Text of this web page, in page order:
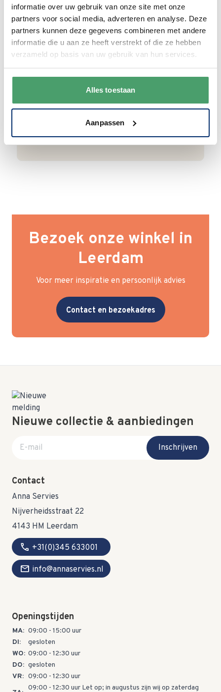
informatie over uw gebruik van onze site met onze
partners voor social media, adverteren en analyse. Deze
partners kunnen deze gegevens combineren met andere
informatie die u aan ze heeft verstrekt of die ze hebben
verzameld op basis van uw gebruik van hun services.
Alles toestaan
Aanpassen
Goede waardering
We krijgen een goede waardering van Onze
klanten. 9+ gemiddeld.
Bezoek onze winkel in
Leerdam
Voor meer inspiratie en persoonlijk advies
Contact en bezoekadres
Nieuwe collectie & aanbiedingen
E-mail adres
Inschrijven
Contact
Anna Servies
Nijverheidsstraat 22
4143 HM Leerdam
call +31(0)345 633001
mail info@annaservies.nl
Openingstijden
MA: 09:00 - 15:00 uur
DI:
gesloten
WO: 09:00 - 12:30 uur
DO: gesloten
VR: 09:00 - 12:30 uur
09:00 - 12:30 uur Let op; in augustus zijn wij op zaterdag